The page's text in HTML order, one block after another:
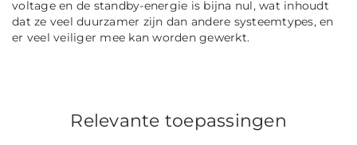
voltage en de standby-energie is bijna nul, wat inhoudt
dat ze veel duurzamer zijn dan andere systeemtypes, en
er veel veiliger mee kan worden gewerkt.
Relevante toepassingen